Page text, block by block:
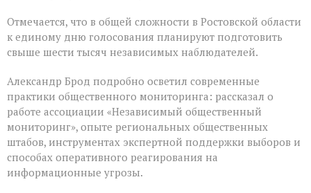
Отмечается, что в общей сложности в Ростовской области
к единому дню голосования планируют подготовить
свыше шести тысяч независимых наблюдателей.
Александр Брод подробно осветил современные
практики общественного мониторинга: рассказал о
работе ассоциации «Независимый общественный
мониторинг», опыте региональных общественных
штабов, инструментах экспертной поддержки выборов и
способах оперативного реагирования на
информационные угрозы.